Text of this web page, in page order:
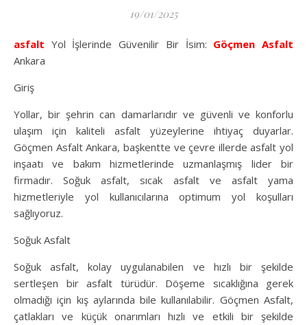
19/01/2025
asfalt Yol İşlerinde Güvenilir Bir İsim: Göçmen Asfalt
Ankara
Giriş
Yollar, bir şehrin can damarlarıdır ve güvenli ve konforlu
ulaşım için kaliteli asfalt yüzeylerine ihtiyaç duyarlar.
Göçmen Asfalt Ankara, başkentte ve çevre illerde asfalt yol
inşaatı ve bakım hizmetlerinde uzmanlaşmış lider bir
firmadır. Soğuk asfalt, sıcak asfalt ve asfalt yama
hizmetleriyle yol kullanıcılarına optimum yol koşulları
sağlıyoruz.
Soğuk Asfalt
Soğuk asfalt, kolay uygulanabilen ve hızlı bir şekilde
sertleşen bir asfalt türüdür. Döşeme sıcaklığına gerek
olmadığı için kış aylarında bile kullanılabilir. Göçmen Asfalt,
çatlakları ve küçük onarımları hızlı ve etkili bir şekilde